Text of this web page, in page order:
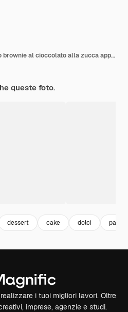
Close-up di un delizioso brownie al cioccolato alla zucca appena cotto con il gelato su un piatto
queste foto.
dessert cake dolci
i tuoi migliori lavori. Oltre
imprese, agenzie e studi.